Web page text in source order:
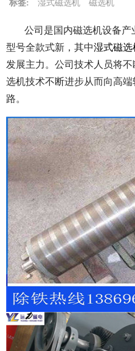
标签: 湿式磁选机 磁选机
公司是国内磁选机设备
型号全款式新，其中湿式磁选
发展主力。公司技术人员将
选机技术不断进步从而向高
路。